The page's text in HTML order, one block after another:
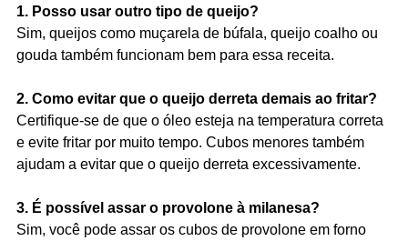
1. Posso usar outro tipo de queijo?
Sim, queijos como muçarela de búfala, queijo coalho ou
gouda também funcionam bem para essa receita.
2. Como evitar que o queijo derreta demais ao fritar?
Certifique-se de que o óleo esteja na temperatura correta
e evite fritar por muito tempo. Cubos menores também
ajudam a evitar que o queijo derreta excessivamente.
3. É possível assar o provolone à milanesa?
Sim, você pode assar os cubos de provolone em forno